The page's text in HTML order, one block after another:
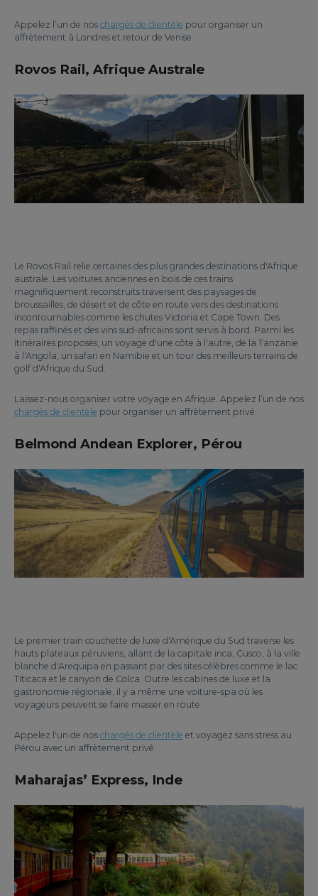
Appelez l’un de nos chargés de clientèle pour organiser un
affrètement à Londres et retour de Venise.
Rovos Rail, Afrique Australe
Le Rovos Rail relie certaines des plus grandes destinations d'Afrique
australe. Les voitures anciennes en bois de ces trains
magnifiquement reconstruits traversent des paysages de
broussailles, de désert et de côte en route vers des destinations
incontournables comme les chutes Victoria et Cape Town. Des
repas raffinés et des vins sud-africains sont servis à bord. Parmi les
itinéraires proposés, un voyage d'une côte à l'autre, de la Tanzanie
à l'Angola, un safari en Namibie et un tour des meilleurs terrains de
golf d'Afrique du Sud.
Laissez-nous organiser votre voyage en Afrique. Appelez l’un de nos
chargés de clientèle pour organiser un affrètement privé.
Belmond Andean Explorer, Pérou
Le premier train couchette de luxe d'Amérique du Sud traverse les
hauts plateaux péruviens, allant de la capitale inca, Cusco, à la ville
blanche d'Arequipa en passant par des sites célèbres comme le lac
Titicaca et le canyon de Colca. Outre les cabines de luxe et la
gastronomie régionale, il y a même une voiture-spa où les
voyageurs peuvent se faire masser en route.
Appelez l'un de nos chargés de clientèle et voyagez sans stress au
Pérou avec un affrètement privé.
Maharajas’ Express, Inde